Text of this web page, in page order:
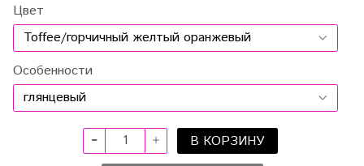
Цвет
Особенности
В КОРЗИНУ